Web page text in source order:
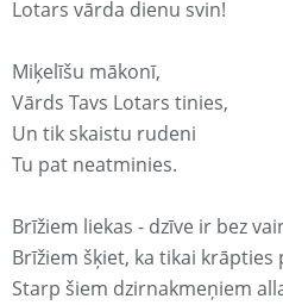
Lotars vārda dienu svin!
Miķelīšu mākonī,
Vārds Tavs Lotars tinies,
Un tik skaistu rudeni
Tu pat neatminies.
Brīžiem liekas - dzīve ir bez
Brīžiem šķiet, ka tikai krāpties
Starp šiem dzirnakmeņiem